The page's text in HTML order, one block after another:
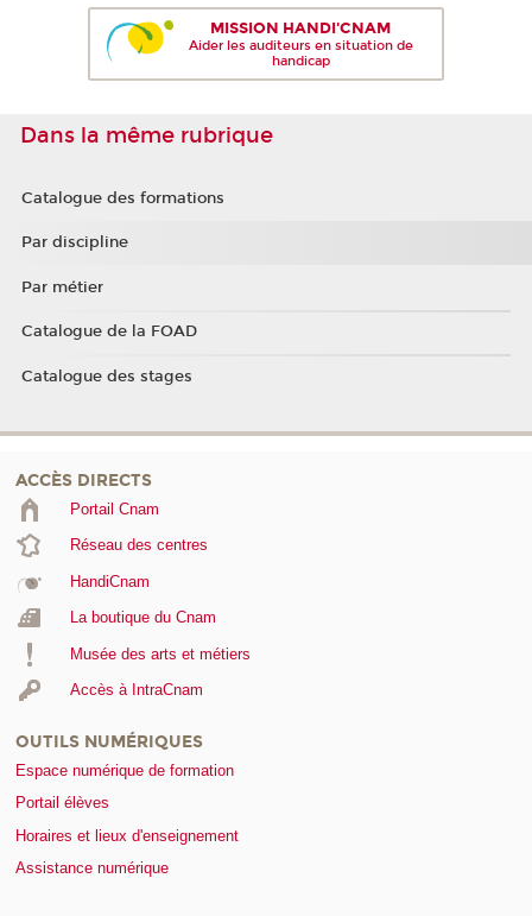
MISSION HANDI'CNAM
Aider les auditeurs en situation de
handicap
Dans la même rubrique
Catalogue des formations
Par discipline
Par métier
Catalogue de la FOAD
Catalogue des stages
ACCÈS DIRECTS
Portail Cnam
Réseau des centres
HandiCnam
La boutique du Cnam
Musée des arts et métiers
Accès à IntraCnam
OUTILS NUMÉRIQUES
Espace numérique de formation
Portail élèves
Horaires et lieux d'enseignement
Assistance numérique